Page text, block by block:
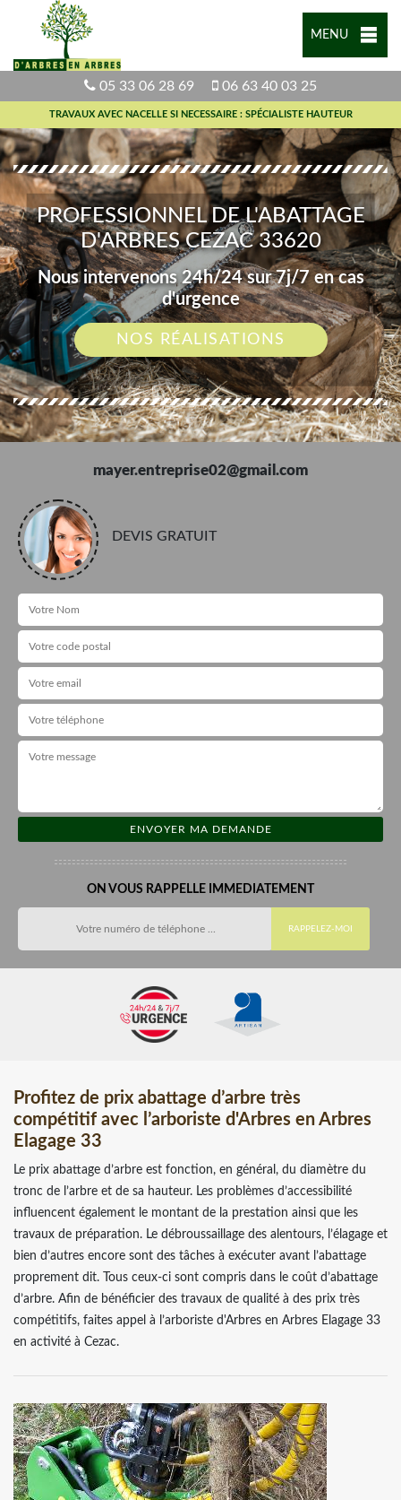
MENU
05 33 06 28 69 06 63 40 03 25
TRAVAUX AVEC NACELLE SI NECESSAIRE : SPÉCIALISTE HAUTEUR
PROFESSIONNEL DE L'ABATTAGE
D'ARBRES CEZAC 33620
Nous intervenons 24h/24 sur 7j/7 en cas
d'urgence
NOS RÉALISATIONS
mayer.entreprise02@gmail.com
DEVIS GRATUIT
ON VOUS RAPPELLE IMMEDIATEMENT
Profitez de prix abattage d’arbre très
compétitif avec l’arboriste d'Arbres en Arbres
Elagage 33
Le prix abattage d’arbre est fonction, en général, du diamètre du
tronc de l’arbre et de sa hauteur. Les problèmes d’accessibilité
influencent également le montant de la prestation ainsi que les
travaux de préparation. Le débroussaillage des alentours, l’élagage et
bien d’autres encore sont des tâches à exécuter avant l’abattage
proprement dit. Tous ceux-ci sont compris dans le coût d’abattage
d’arbre. Afin de bénéficier des travaux de qualité à des prix très
compétitifs, faites appel à l’arboriste d'Arbres en Arbres Elagage 33
en activité à Cezac.